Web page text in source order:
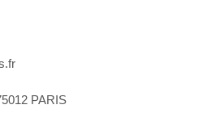
PARIS